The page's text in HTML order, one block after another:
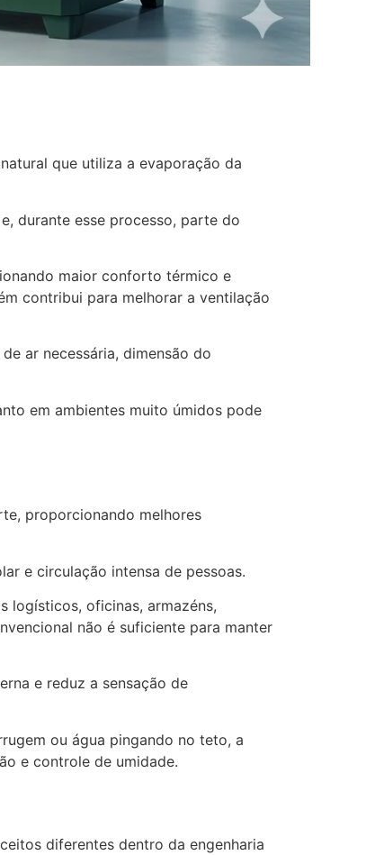
que utiliza a evaporação da
durante esse processo, parte do
maior conforto térmico e
contribui para melhorar a ventilação
ar necessária, dimensão do
em ambientes muito úmidos pode
proporcionando melhores
e circulação intensa de pessoas.
logísticos, oficinas, armazéns,
não é suficiente para manter
e reduz a sensação de
ou água pingando no teto, a
e controle de umidade.
diferentes dentro da engenharia